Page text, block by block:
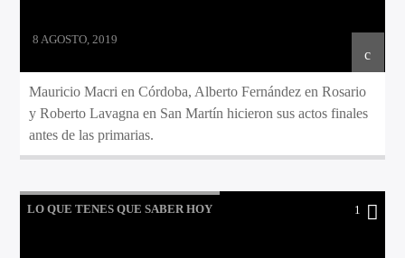
8 AGOSTO, 2019
Mauricio Macri en Córdoba, Alberto Fernández en Rosario
y Roberto Lavagna en San Martín hicieron sus actos finales
antes de las primarias.
LO QUE TENES QUE SABER HOY 1